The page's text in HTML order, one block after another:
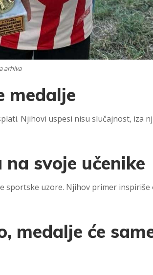
arhiva
medalje
Njihovi uspesi nisu slučajnost, iza
na svoje učenike
sportske uzore. Njihov primer inspiriše
medalje će